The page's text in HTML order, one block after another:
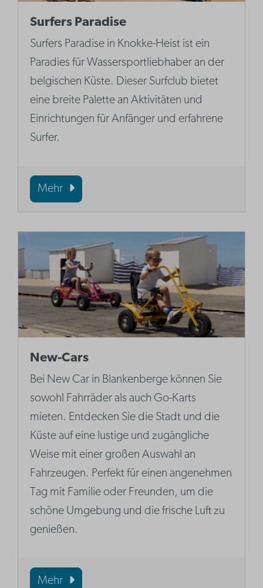
Surfers Paradise
Surfers Paradise in Knokke-Heist ist ein
Paradies für Wassersportliebhaber an der
belgischen Küste. Dieser Surfclub bietet
eine breite Palette an Aktivitäten und
Einrichtungen für Anfänger und erfahrene
Surfer.
Mehr
New-Cars
Bei New Car in Blankenberge können Sie
sowohl Fahrräder als auch Go-Karts
mieten. Entdecken Sie die Stadt und die
Küste auf eine lustige und zugängliche
Weise mit einer großen Auswahl an
Fahrzeugen. Perfekt für einen angenehmen
Tag mit Familie oder Freunden, um die
schöne Umgebung und die frische Luft zu
genießen.
Mehr